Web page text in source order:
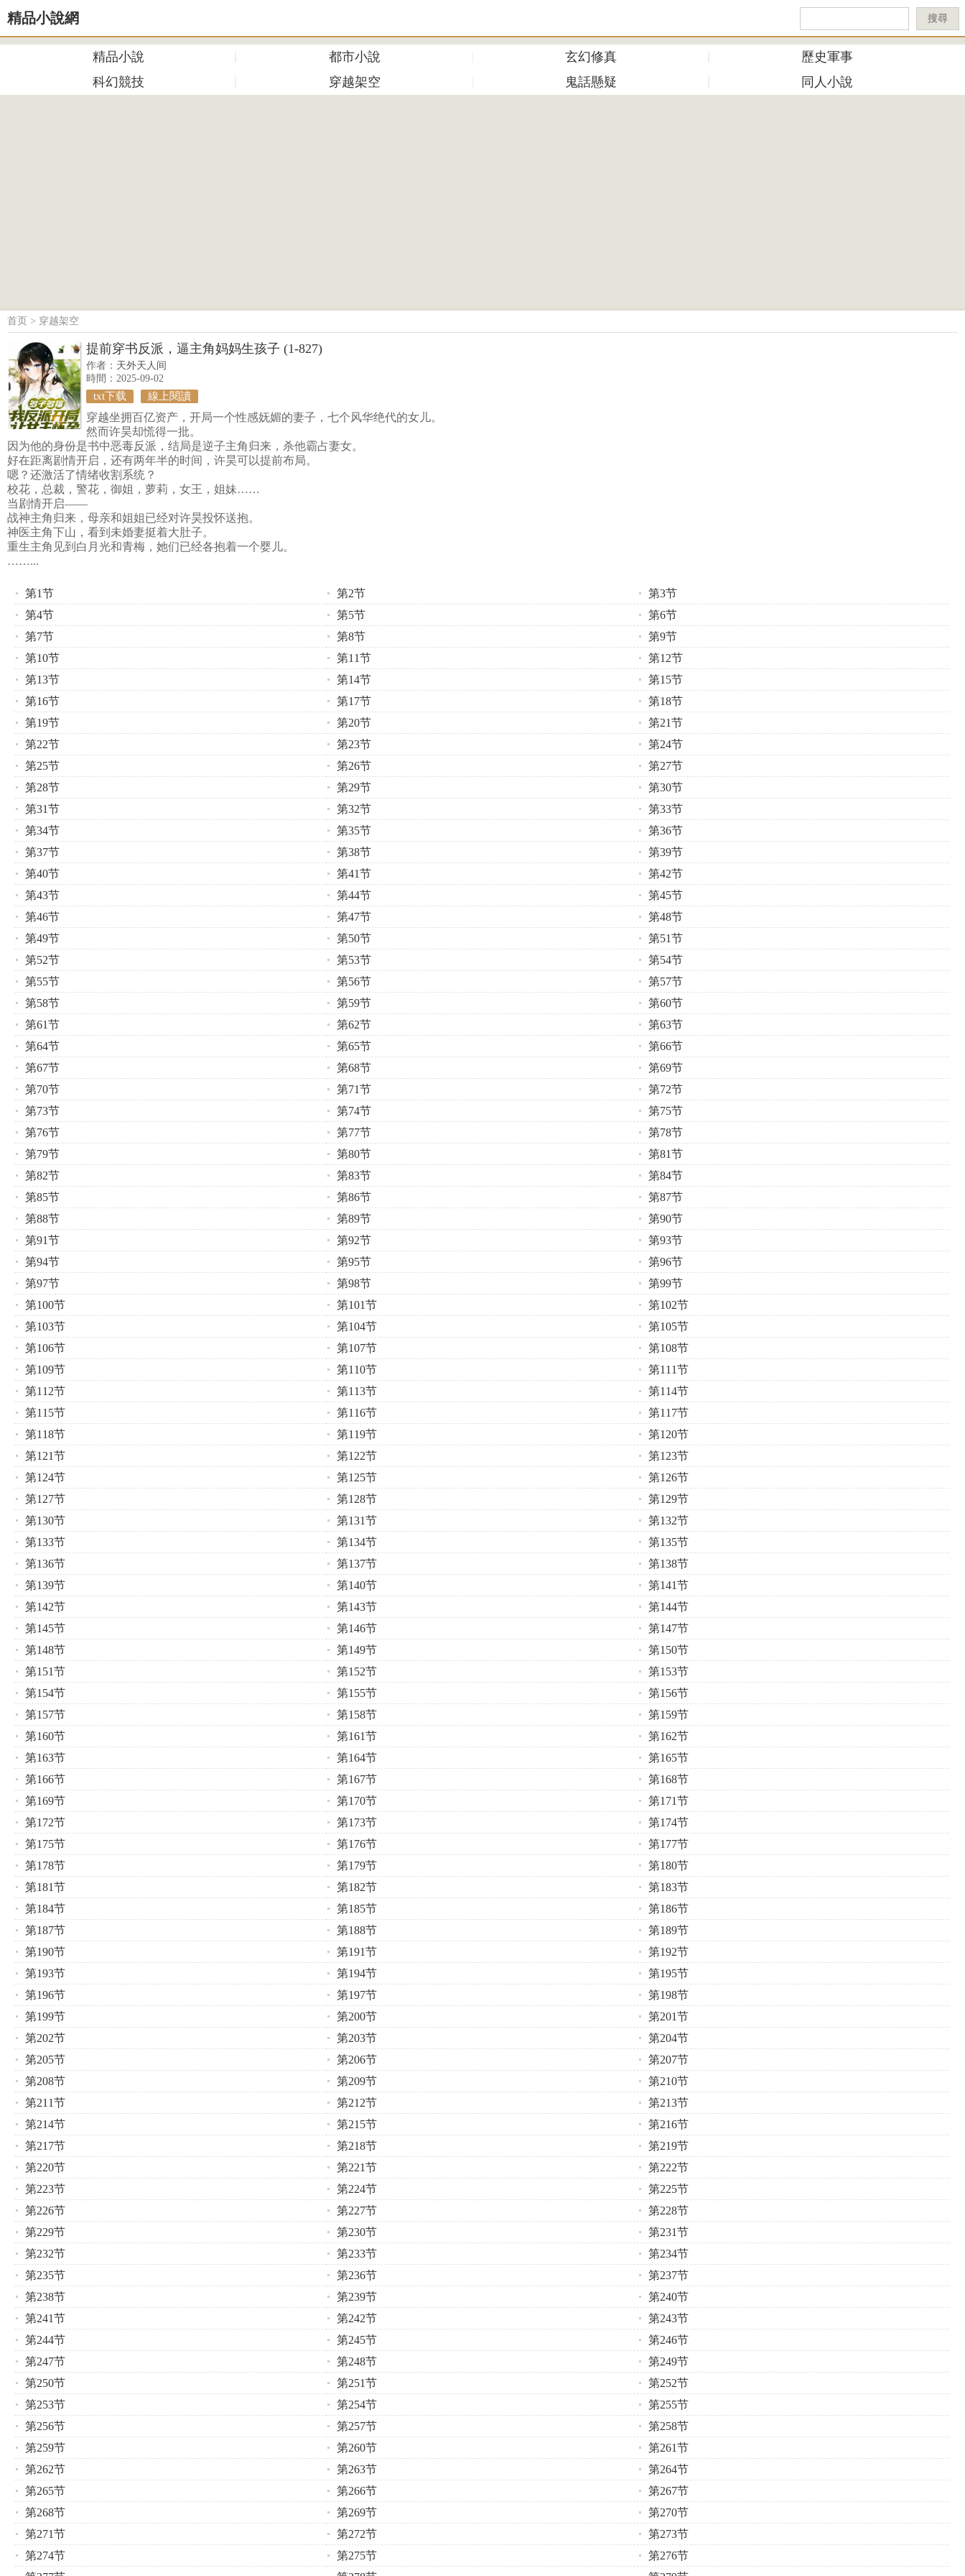
精品小說網 搜尋
精品小說 都市小說 玄幻修真
歷史軍事
科幻競技
穿越架空 鬼話懸疑 同人小說
首页 > 穿越架空
提前穿书反派，逼主角妈妈生孩子 (1-827)
作者： 天外天人间
時間：2025-09-02
txt下载 線上閱讀
穿越坐拥百亿资产，开局一个性感妩媚的妻子，七个风华绝代的女儿。
然而许昊却慌得一批。
因为他的身份是书中恶毒反派，结局是逆子主角归来，杀他霸占妻女。
好在距离剧情开启，还有两年半的时间，许昊可以提前布局。
嗯？还激活了情绪收割系统？
校花，总裁，警花，御姐，萝莉，女王，姐妹……
当剧情开启——
战神主角归来，母亲和姐姐已经对许昊投怀送抱。
神医主角下山，看到未婚妻挺着大肚子。
重生主角见到白月光和青梅，她们已经各抱着一个婴儿。
……...
第1节 第2节
第3节
第4节
第5节
第6节
第7节
第8节
第9节
第10节
第11节
第12节
第13节
第14节
第15节
第16节
第17节
第18节
第19节
第20节
第21节
第22节
第23节
第24节
第25节
第26节
第27节
第28节
第29节
第30节
第31节
第32节
第33节
第34节
第35节
第36节
第37节
第38节
第39节
第40节
第41节
第42节
第43节
第44节
第45节
第46节
第47节
第48节
第49节
第50节
第51节
第52节
第53节
第54节
第55节
第56节
第57节
第58节
第59节
第60节
第61节
第62节
第63节
第64节
第65节
第66节
第67节
第68节
第69节
第70节
第71节
第72节
第73节
第74节
第75节
第76节
第77节
第78节
第79节
第80节
第81节
第82节
第83节
第84节
第85节
第86节
第87节
第88节
第89节
第90节
第91节
第92节
第93节
第94节
第95节
第96节
第97节
第98节
第99节
第100节
第101节
第102节
第103节
第104节
第105节
第106节
第107节
第108节
第109节
第110节
第111节
第112节
第113节
第114节
第115节
第116节
第117节
第118节
第119节
第120节
第121节
第122节
第123节
第124节
第125节
第126节
第127节
第128节
第129节
第130节
第131节
第132节
第133节
第134节
第135节
第136节
第137节
第138节
第139节
第140节
第141节
第142节
第143节
第144节
第145节
第146节
第147节
第148节
第149节
第150节
第151节
第152节
第153节
第154节
第155节
第156节
第157节
第158节
第159节
第160节
第161节
第162节
第163节
第164节
第165节
第166节
第167节
第168节
第169节
第170节
第171节
第172节
第173节
第174节
第175节
第176节
第177节
第178节
第179节
第180节
第181节
第182节
第183节
第184节
第185节
第186节
第187节
第188节
第189节
第190节
第191节
第192节
第193节
第194节
第195节
第196节
第197节
第198节
第199节
第200节
第201节
第202节
第203节
第204节
第205节
第206节
第207节
第208节
第209节
第210节
第211节
第212节
第213节
第214节
第215节
第216节
第217节
第218节
第219节
第220节
第221节
第222节
第223节
第224节
第225节
第226节
第227节
第228节
第229节
第230节
第231节
第232节
第233节
第234节
第235节
第236节
第237节
第238节
第239节
第240节
第241节
第242节
第243节
第244节
第245节
第246节
第247节
第248节
第249节
第250节
第251节
第252节
第253节
第254节
第255节
第256节
第257节
第258节
第259节
第260节
第261节
第262节
第263节
第264节
第265节
第266节
第267节
第268节
第269节
第270节
第271节
第272节
第273节
第274节
第275节
第276节